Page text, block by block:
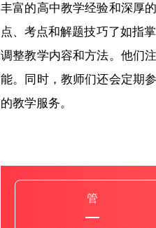
丰富的高中教学经验和深厚
点、考点和解题技巧了如指
调整教学内容和方法。他们
能。同时，教师们还会定期
的教学服务。
管